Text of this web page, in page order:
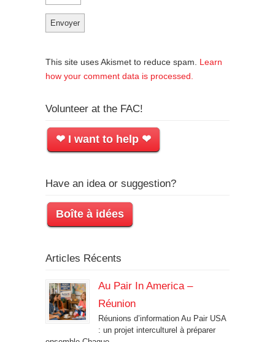
This site uses Akismet to reduce spam. Learn
how your comment data is processed.
Volunteer at the FAC!
❤ I want to help ❤
Have an idea or suggestion?
Boîte à idées
Articles Récents
Au Pair In America –
Réunion
Réunions d’information Au Pair USA
: un projet interculturel à préparer